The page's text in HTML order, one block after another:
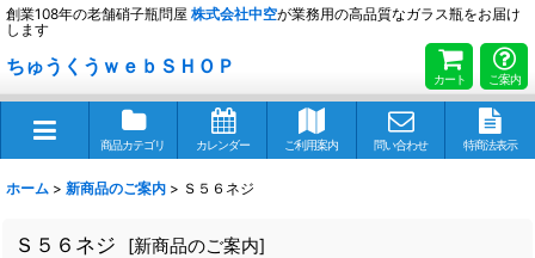
創業108年の老舗硝子瓶問屋 株式会社中空が業務用の高品質なガラス瓶をお届け
します
ちゅうくうｗｅｂＳＨＯＰ
カート ご案内
商品カテゴリ カレンダー ご利用案内 問い合わせ 特商法表示
ホーム > 新商品のご案内 > Ｓ５６ネジ
Ｓ５６ネジ [新商品のご案内]